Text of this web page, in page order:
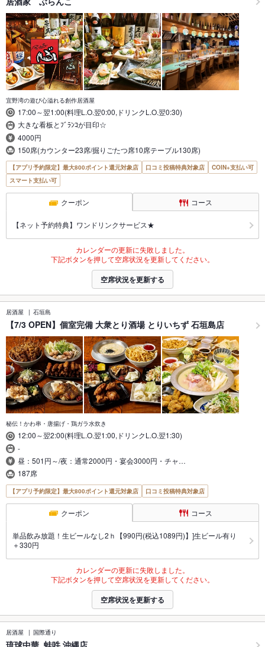
宜野湾の遊び心溢れる創作居酒屋
17:00～翌1:00(料理L.O.翌0:00,ドリンクL.O.翌0:30)
大きな看板とﾌﾞﾗﾝｺが目印☆
4000円
150席(カウンター23席/掘りごたつ席10席テーブル130席)
【アプリ予約限定】最大800ポイント還元対象店 口コミ投稿特典対象店
COIN+支払い可
スマート支払い可
クーポン コース
【ネット予約特典】ワンドリンクサービス★
カレンダーの更新に失敗しました。
下記ボタンを押して空席状況を更新してください。
空席状況を更新する
居酒屋 石垣島
【7/3 OPEN】個室完備 大衆とり酒場 とりいちず 石垣島店
秘伝！かわ串・唐揚げ・鶏ガラ水炊き
12:00～翌2:00(料理L.O.翌1:00,ドリンクL.O.翌1:30)
-
昼：501円～/夜：通常2000円・宴会3000円・チャ…
187席
【アプリ予約限定】最大800ポイント還元対象店 口コミ投稿特典対象店
クーポン コース
単品飲み放題！生ビールなし2ｈ【990円(税込1089円)】]生ビール有り
＋330円
カレンダーの更新に失敗しました。
下記ボタンを押して空席状況を更新してください。
空席状況を更新する
居酒屋 国際通り
琉球中華 蛙吽 沖縄店